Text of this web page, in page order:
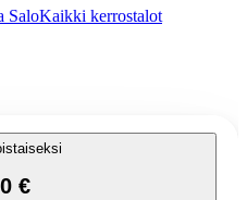
SaloKaikki kerrostalot
€